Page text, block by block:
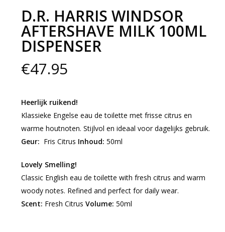
D.R. HARRIS WINDSOR
AFTERSHAVE MILK 100ML
DISPENSER
€47.95
Heerlijk ruikend!
Klassieke Engelse eau de toilette met frisse citrus en
warme houtnoten. Stijlvol en ideaal voor dagelijks gebruik.
Geur: Fris Citrus Inhoud: 50ml
Lovely Smelling!
Classic English eau de toilette with fresh citrus and warm
woody notes. Refined and perfect for daily wear.
Scent: Fresh Citrus Volume: 50ml